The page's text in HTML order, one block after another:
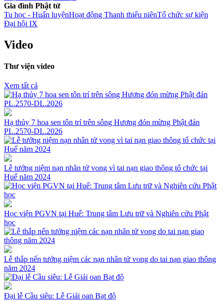
Gia đình Phật tử
Tu học - Huấn luyệnHoạt động Thanh thiếu niênTổ chức sự kiện
Đại hội IX
Video
Thư viện video
Xem tất cả
Hạ thủy 7 hoa sen tôn trí trên sông Hương đón mừng Phật đản
PL.2570-DL.2026
Lễ tưởng niệm nạn nhân tử vong vì tai nạn giao thông tổ chức tại
Huế năm 2024
Học viện PGVN tại Huế: Trung tâm Lưu trữ và Nghiên cứu Phật
học
Lễ thắp nến tưởng niệm các nạn nhân tử vong do tai nạn giao thông
năm 2024
Đại lễ Cầu siêu: Lễ Giải oan Bạt độ